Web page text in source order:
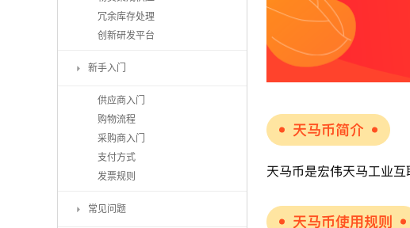
冗余库存处理
创新研发平台
新手入门
供应商入门
购物流程
采购商入门
支付方式
发票规则
常见问题